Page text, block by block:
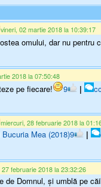
vineri, 02 martie 2018 la 10:39:17
omului, dar nu pentru
2018 la 07:50:48
pe fiecare! 9 |
miercuri, 28 februarie 2018 la
Mea (2018)9 |
27 februarie 2018 la 23:32:26
de Domnul, şi umblă pe